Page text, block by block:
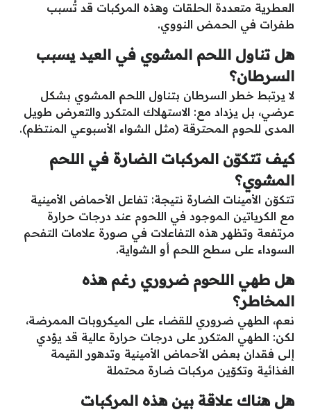
العطرية متعددة الحلقات وهذه المركبات قد تُسبب
طفرات في الحمض النووي.
هل تناول اللحم المشوي في العيد يسبب
السرطان؟
لا يرتبط خطر السرطان بتناول اللحم المشوي بشكل
عرضي، بل يزداد مع: الاستهلاك المتكرر والتعرض طويل
المدى للحوم المحترقة (مثل الشواء الأسبوعي المنتظم).
كيف تتكوّن المركبات الضارة في اللحم
المشوي؟
تتكوّن الأمينات الضارة نتيجة: تفاعل الأحماض الأمينية
مع الكرياتين الموجود في اللحوم عند درجات حرارة
مرتفعة وتظهر هذه التفاعلات في صورة علامات التفحم
السوداء على سطح اللحم أو الشواية.
هل طهي اللحوم ضروري رغم هذه
المخاطر؟
نعم، الطهي ضروري للقضاء على الميكروبات الممرضة،
لكن: الطهي المتكرر على درجات حرارة عالية قد يؤدي
إلى فقدان بعض الأحماض الأمينية وتدهور القيمة
الغذائية وتكوّين مركبات ضارة محتملة
هل هناك علاقة بين هذه المركبات